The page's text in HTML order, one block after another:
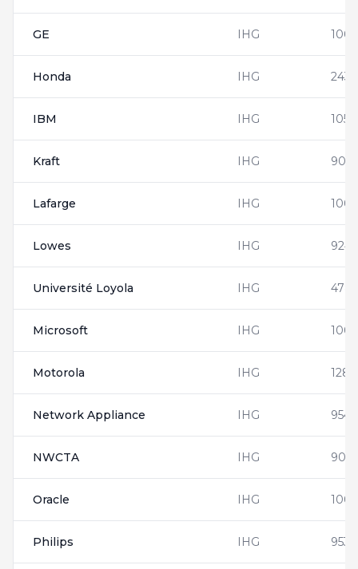
GE IHG
Honda IHG
IBM IHG
Kraft IHG
Lafarge IHG
Lowes IHG
Université Loyola IHG
Microsoft IHG
Motorola IHG
Network Appliance IHG
NWCTA IHG
Oracle IHG
Philips IHG